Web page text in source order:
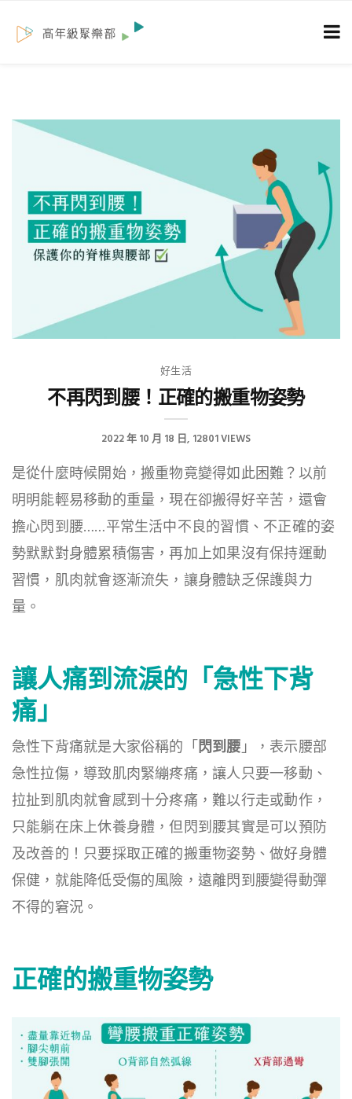
好生活
不再閃到腰！正確的搬重物姿勢
2022 年 10 月 18 日 12801 VIEWS
是從什麼時候開始，搬重物竟變得如此困難？以前
明明能輕易移動的重量，現在卻搬得好辛苦，還會
擔心閃到腰……平常生活中不良的習慣、不正確的姿
勢默默對身體累積傷害，再加上如果沒有保持運動
習慣，肌肉就會逐漸流失，讓身體缺乏保護與力
量。
讓人痛到流淚的「急性下背
痛」
急性下背痛就是大家俗稱的「閃到腰」，表示腰部
急性拉傷，導致肌肉緊繃疼痛，讓人只要一移動、
拉扯到肌肉就會感到十分疼痛，難以行走或動作，
只能躺在床上休養身體，但閃到腰其實是可以預防
及改善的！只要採取正確的搬重物姿勢、做好身體
保健，就能降低受傷的風險，遠離閃到腰變得動彈
不得的窘況。
正確的搬重物姿勢